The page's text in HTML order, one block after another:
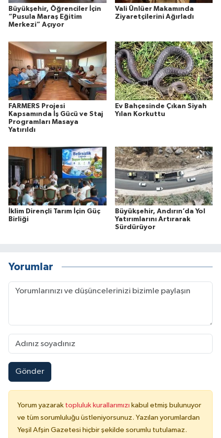
Büyükşehir, Öğrenciler İçin
“Pusula Maraş Eğitim
Merkezi” Açıyor
Vali Ünlüer Makamında
Ziyaretçilerini Ağırladı
FARMERS Projesi
Kapsamında İş Gücü ve Staj
Programları Masaya
Yatırıldı
Ev Bahçesinde Çıkan Siyah
Yılan Korkuttu
İklim Dirençli Tarım İçin Güç
Birliği
Büyükşehir, Andırın’da Yol
Yatırımlarını Artırarak
Sürdürüyor
Yorumlar
Gönder
Yorum yazarak topluluk kurallarımızı kabul etmiş bulunuyor
ve tüm sorumluluğu üstleniyorsunuz. Yazılan yorumlardan
Yeşil Afşin Gazetesi hiçbir şekilde sorumlu tutulamaz.